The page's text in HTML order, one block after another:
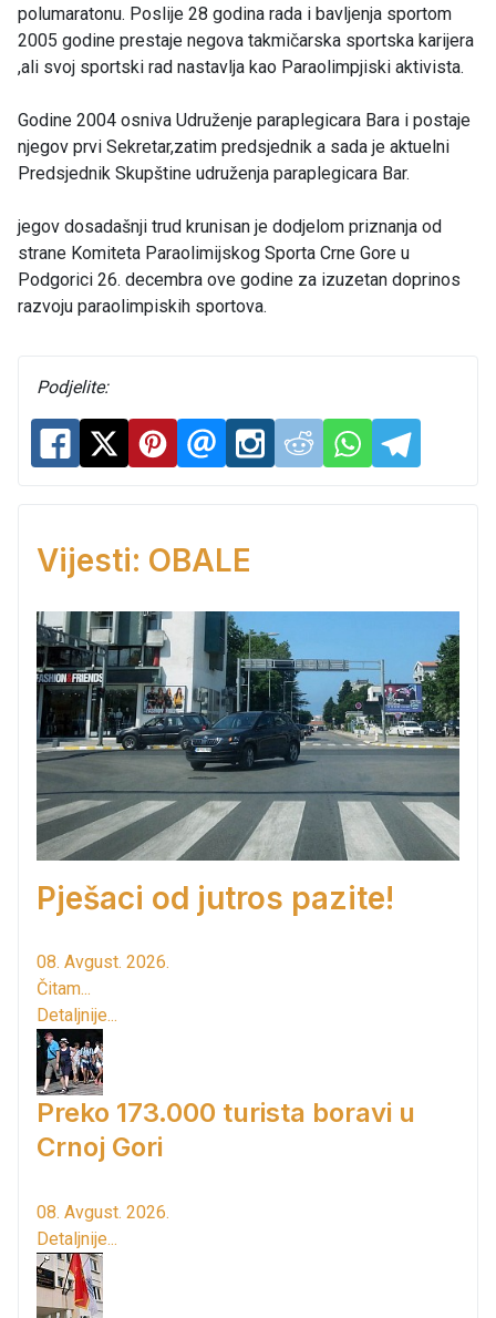
polumaratonu. Poslije 28 godina rada i bavljenja sportom
2005 godine prestaje negova takmičarska sportska karijera
,ali svoj sportski rad nastavlja kao Paraolimpjiski aktivista.
Godine 2004 osniva Udruženje paraplegicara Bara i postaje
njegov prvi Sekretar,zatim predsjednik a sada je aktuelni
Predsjednik Skupštine udruženja paraplegicara Bar.
jegov dosadašnji trud krunisan je dodjelom priznanja od
strane Komiteta Paraolimijskog Sporta Crne Gore u
Podgorici 26. decembra ove godine za izuzetan doprinos
razvoju paraolimpiskih sportova.
Podjelite:
Vijesti: OBALE
Pješaci od jutros pazite!
08. Avgust. 2026.
Čitam...
Detaljnije...
Preko 173.000 turista boravi u
Crnoj Gori
08. Avgust. 2026.
Detaljnije...